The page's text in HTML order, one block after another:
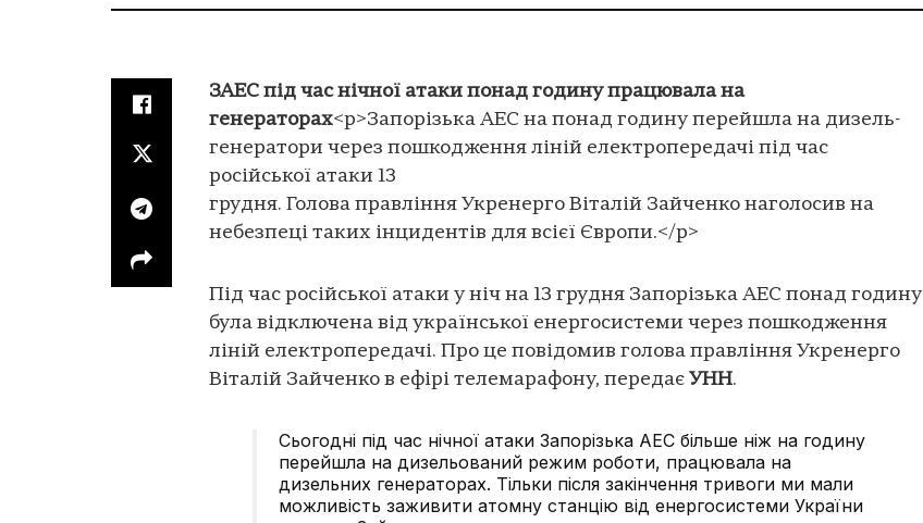
ЗАЕС під час нічної атаки понад годину працювала на
генераторах<p>Запорізька АЕС на понад годину перейшла на дизель-
генератори через пошкодження ліній електропередачі під час
російської атаки 13
грудня. Голова правління Укренерго Віталій Зайченко наголосив на
небезпеці таких інцидентів для всієї Європи.</p>
Під час російської атаки у ніч на 13 грудня Запорізька АЕС понад годину
була відключена від української енергосистеми через пошкодження
ліній електропередачі. Про це повідомив голова правління Укренерго
Віталій Зайченко в ефірі телемарафону, передає УНН.
Сьогодні під час нічної атаки Запорізька АЕС більше ніж на годину
перейшла на дизельований режим роботи, працювала на
дизельних генераторах. Тільки після закінчення тривоги ми мали
можливість заживити атомну станцію від енергосистеми України